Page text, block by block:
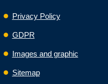
Privacy Policy
GDPR
Images and graphic
Sitemap